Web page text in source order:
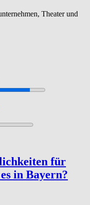
Theater und
für
in Bayern?